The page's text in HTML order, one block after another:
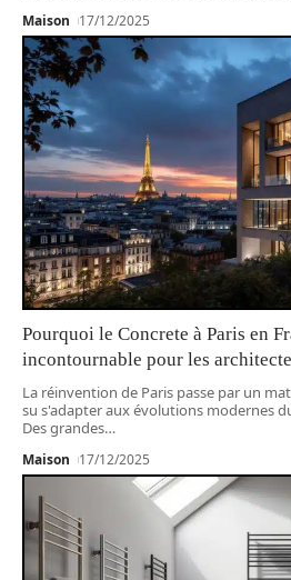
Maison 17/12/2025
Pourquoi le Concrete à Paris en
incontournable pour les
La réinvention de Paris passe par un
su s'adapter aux évolutions modernes
Des grandes…
Maison 17/12/2025